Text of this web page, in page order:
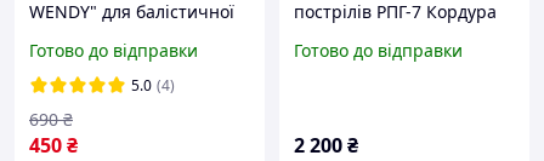
WENDY" для балістичної
кріплення шолома на
голові Тем венді
Готово до відправки
5.0 (4)
450₴
690 ₴
пострілів РПГ-7 Кордура
Готово до відправки
2 200₴